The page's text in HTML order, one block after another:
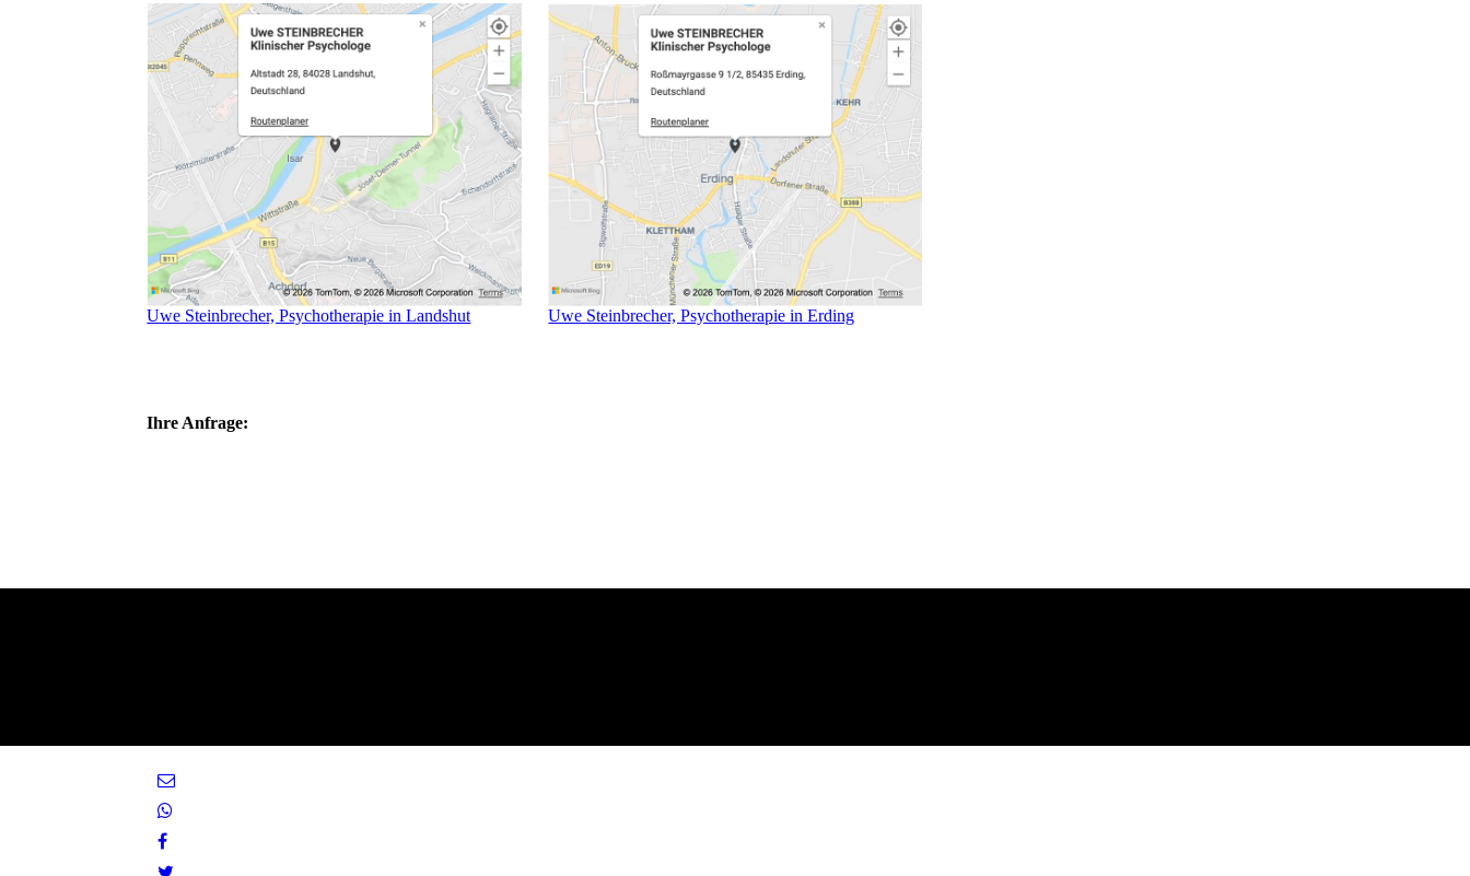
Uwe Steinbrecher, Psychotherapie in Landshut Uwe Steinbrecher, Psychotherapie in Erding
Ihre Anfrage: